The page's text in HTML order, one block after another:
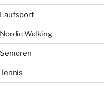
Laufsport
Nordic Walking
Senioren
Tennis